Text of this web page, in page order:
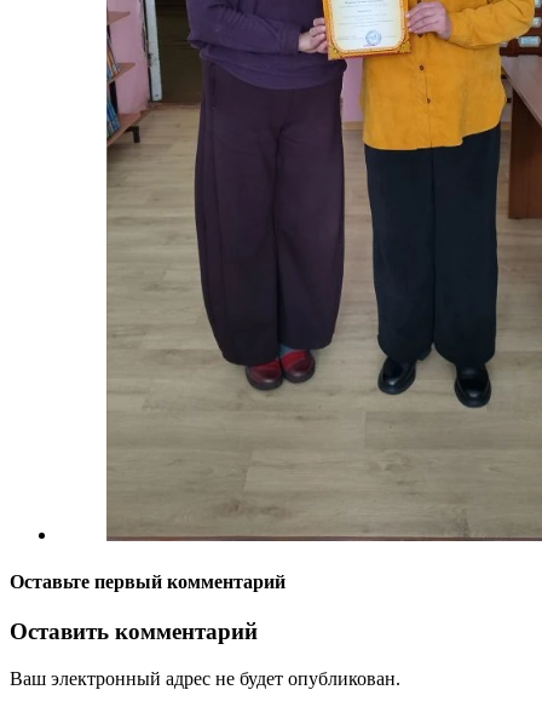
Оставьте первый комментарий
Оставить комментарий
Ваш электронный адрес не будет опубликован.